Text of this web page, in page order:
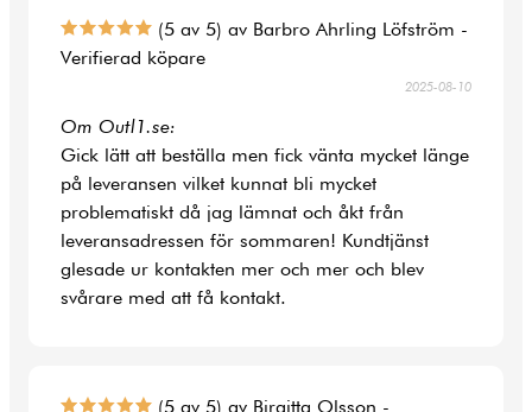
(5 av 5) av Barbro Ahrling Löfström -
Verifierad köpare
2025-08-10
Om Outl1.se:
Gick lätt att beställa men fick vänta mycket länge
på leveransen vilket kunnat bli mycket
problematiskt då jag lämnat och åkt från
leveransadressen för sommaren! Kundtjänst
glesade ur kontakten mer och mer och blev
svårare med att få kontakt.
(5 av 5) av Birgitta Olsson -